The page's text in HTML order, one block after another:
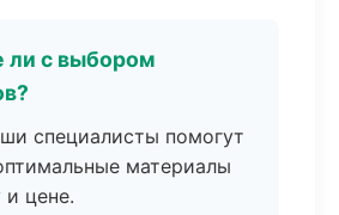
ли с выбором
специалисты помогут
материалы
и цене.